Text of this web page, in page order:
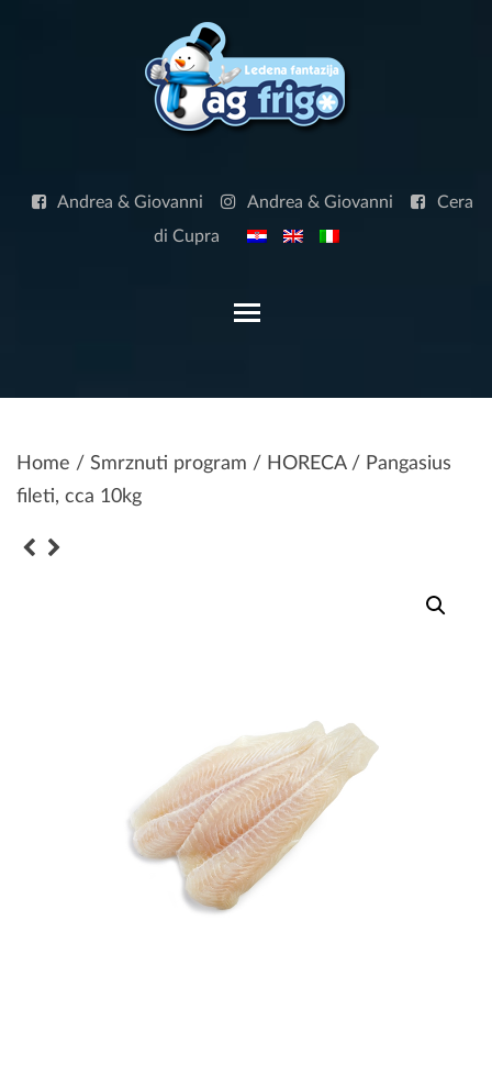
Andrea & Giovanni Andrea & Giovanni Cera
di Cupra
Home / Smrznuti program / HORECA/ Pangasius
fileti, cca 10kg